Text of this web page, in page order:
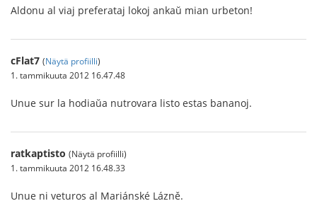
Aldonu al viaj preferataj lokoj ankaŭ mian urbeton!
cFlat7 (Näytä profiilli)
1. tammikuuta 2012 16.47.48
Unue sur la hodiaŭa nutrovara listo estas bananoj.
ratkaptisto (Näytä profiilli)
1. tammikuuta 2012 16.48.33
Unue ni veturos al Mariánské Lázně.